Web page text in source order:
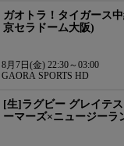
ガオトラ！タイガース
京セラドーム大阪)
8月7日(金) 22:30～03:00
GAORA SPORTS HD
[生]ラグビー グレイテ
ーマーズ×ニュージーラ